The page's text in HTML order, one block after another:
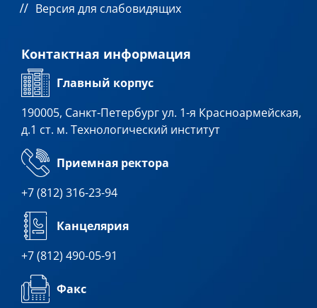
Версия для слабовидящих
Контактная информация
Главный корпус
190005, Санкт-Петербург ул. 1-я Красноармейская,
д.1 ст. м. Технологический институт
Приемная ректора
+7 (812) 316-23-94
Канцелярия
+7 (812) 490-05-91
Факс